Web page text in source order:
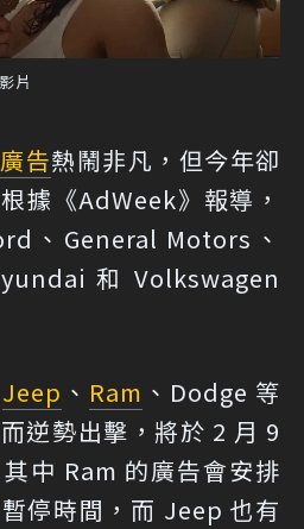
片
告熱鬧非凡，但今年卻
據《AdWeek》報導，
、General Motors、
和 Volkswagen
Jeep 、 Ram 、Dodge 等
逆勢出擊，將於 2 月 9
中 Ram 的廣告會安排
停時間，而 Jeep 也有